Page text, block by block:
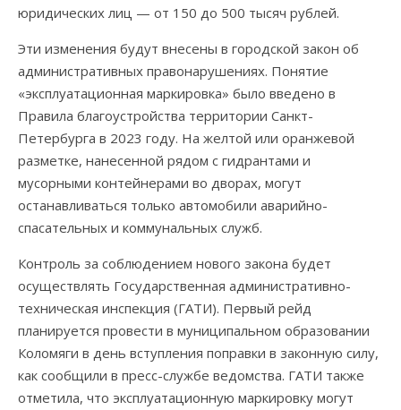
юридических лиц — от 150 до 500 тысяч рублей.
Эти изменения будут внесены в городской закон об
административных правонарушениях. Понятие
«эксплуатационная маркировка» было введено в
Правила благоустройства территории Санкт-
Петербурга в 2023 году. На желтой или оранжевой
разметке, нанесенной рядом с гидрантами и
мусорными контейнерами во дворах, могут
останавливаться только автомобили аварийно-
спасательных и коммунальных служб.
Контроль за соблюдением нового закона будет
осуществлять Государственная административно-
техническая инспекция (ГАТИ). Первый рейд
планируется провести в муниципальном образовании
Коломяги в день вступления поправки в законную силу,
как сообщили в пресс-службе ведомства. ГАТИ также
отметила, что эксплуатационную маркировку могут